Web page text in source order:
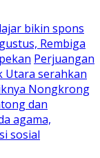
bikin spons
Rembiga
Perjuangan
Utara serahkan
Nongkrong
dan
agama,
sosial